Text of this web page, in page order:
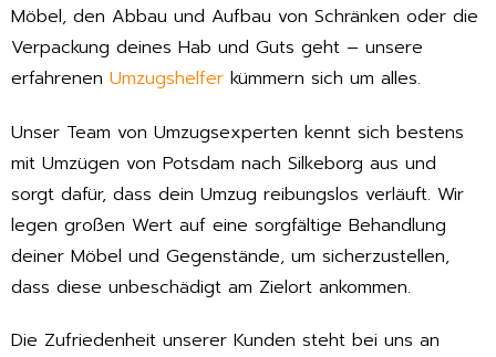
Möbel, den Abbau und Aufbau von Schränken oder die
Verpackung deines Hab und Guts geht – unsere
erfahrenen Umzugshelfer kümmern sich um alles.
Unser Team von Umzugsexperten kennt sich bestens
mit Umzügen von Potsdam nach Silkeborg aus und
sorgt dafür, dass dein Umzug reibungslos verläuft. Wir
legen großen Wert auf eine sorgfältige Behandlung
deiner Möbel und Gegenstände, um sicherzustellen,
dass diese unbeschädigt am Zielort ankommen.
Die Zufriedenheit unserer Kunden steht bei uns an